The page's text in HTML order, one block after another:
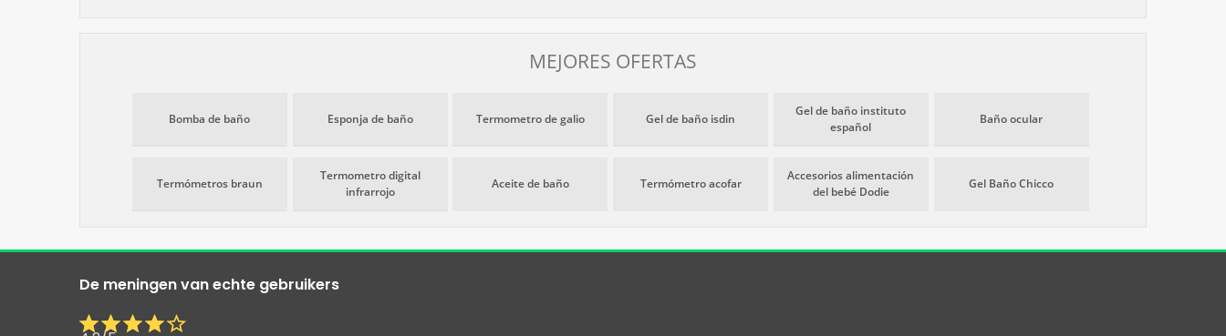
MEJORES OFERTAS
Bomba de baño Esponja de baño Termometro de galio Gel de baño isdin
Gel de baño instituto
español
Baño ocular
Termómetros braun
Termometro digital
infrarrojo
Aceite de baño Termómetro acofar
Accesorios alimentación
del bebé Dodie
Gel Baño Chicco
De meningen van echte gebruikers